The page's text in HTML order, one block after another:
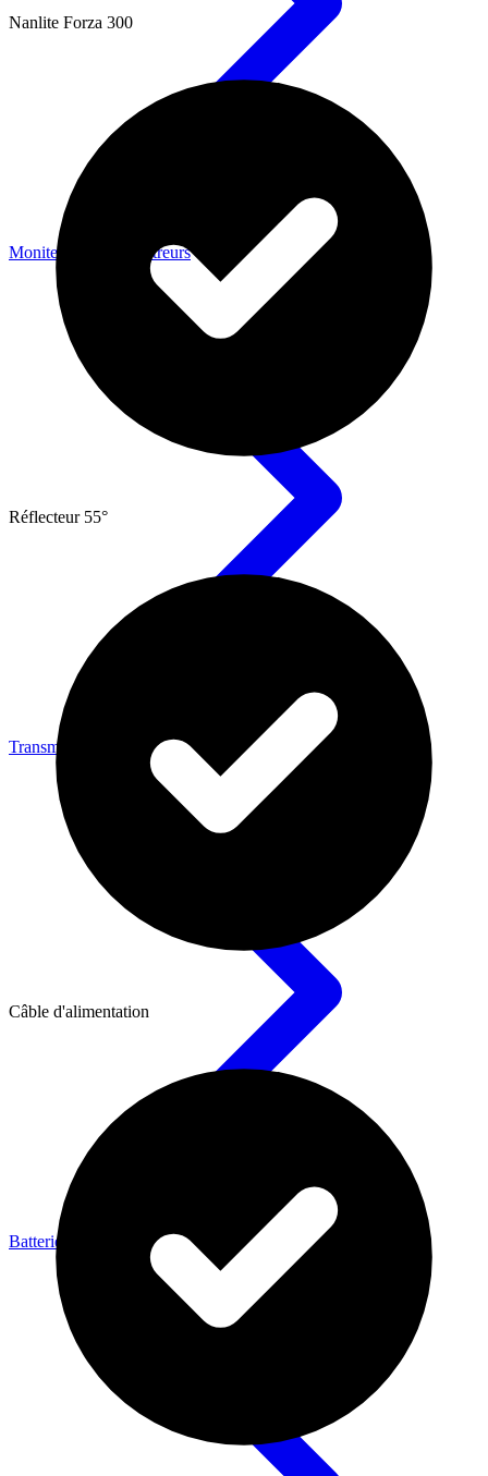
Moniteurs & Enregistreurs
Transmission vidéo
Batteries & Énergie
Nanlite Forza 300
Réflecteur 55°
Câble d'alimentation